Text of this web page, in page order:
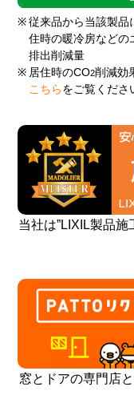
※ 従来品から当該製品
住時の暖冷房などの
排出削減量
※ 居住時のCO2削減効
こちら をご覧くださ
当社は”LIXIL製品
窓とドアの専門店